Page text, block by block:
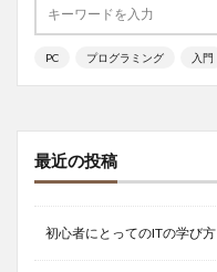
PC プログラミング 入門
最近の投稿
初心者にとってのITの学び方